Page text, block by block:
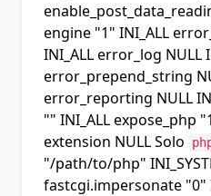
engine "1" INI_ALL
INI_ALLerror_log NULL
error_prepend_string
error_reporting NULL
"" INI_ALLexpose_php
extension NULL Solo
"/path/to/php"
fastcgi.impersonate "0"